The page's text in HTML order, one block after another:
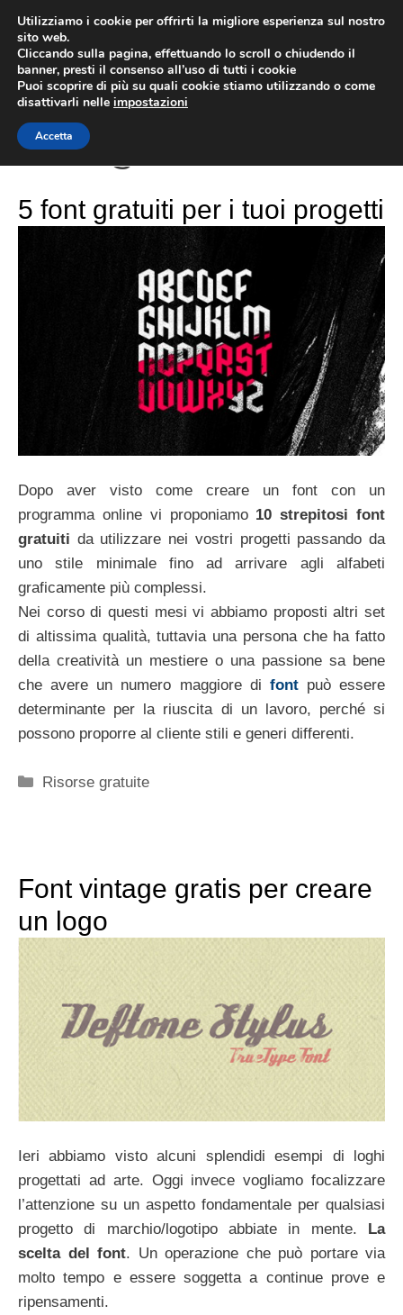
contenuto
Font gratis
5 font gratuiti per i tuoi progetti
Dopo aver visto come creare un font con un
programma online vi proponiamo 10 strepitosi font
gratuiti da utilizzare nei vostri progetti passando da
uno stile minimale fino ad arrivare agli alfabeti
graficamente più complessi.
Nei corso di questi mesi vi abbiamo proposti altri set
di altissima qualità, tuttavia una persona che ha fatto
della creatività un mestiere o una passione sa bene
che avere un numero maggiore di fontpuò essere
determinante per la riuscita di un lavoro, perché si
possono proporre al cliente stili e generi differenti.
Categorie
Risorse gratuite
Font vintage gratis per creare
un logo
Ieri abbiamo visto alcuni splendidi esempi di loghi
progettati ad arte. Oggi invece vogliamo focalizzare
l’attenzione su un aspetto fondamentale per qualsiasi
progetto di marchio/logotipo abbiate in mente.
La
scelta del font. Un operazione che può portare via
molto tempo e essere soggetta a continue prove e
ripensamenti.
Utilizziamo i cookie per offrirti la migliore esperienza sul nostro
sito web.
Cliccando sulla pagina, effettuando lo scroll o chiudendo il
banner, presti il consenso all’uso di tutti i cookie
Puoi scoprire di più su quali cookie stiamo utilizzando o come
disattivarli nelle impostazioni
Accetta